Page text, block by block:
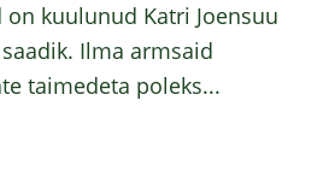
kuulunud Katri Joensuu
Ilma armsaid
taimedeta poleks...